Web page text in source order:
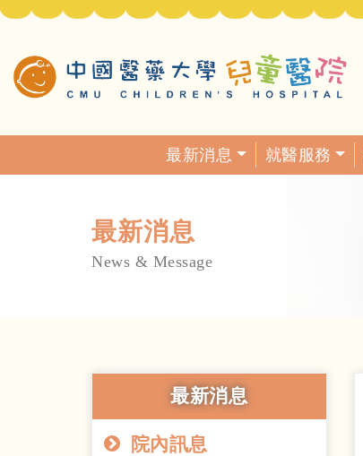
最新消息
就醫服務
最新消息
News & Message
最新消息
院內訊息